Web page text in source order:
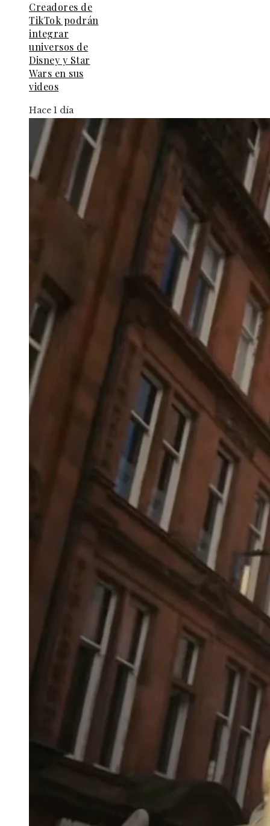
Creadores de
TikTok podrán
integrar
universos de
Disney y Star
Wars en sus
videos
Hace 1 día